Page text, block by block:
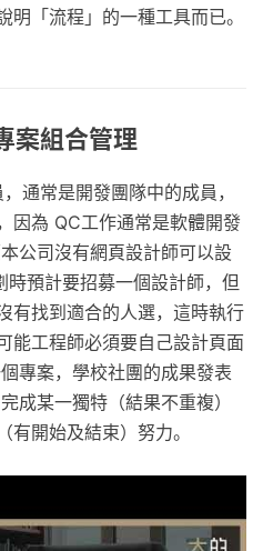
「流程」的一種工具而已。
案組合管理
通常是開發團隊中的成員，
因為 QC工作通常是軟體開發
公司沒有網頁設計師可以設
預計要招募一個設計師，但
有找到適合的人選，這時執行
能工程師必須要自己設計頁面
專案，學校社團的成果發表
成某一獨特（結果不重複）
開始及結束）努力。